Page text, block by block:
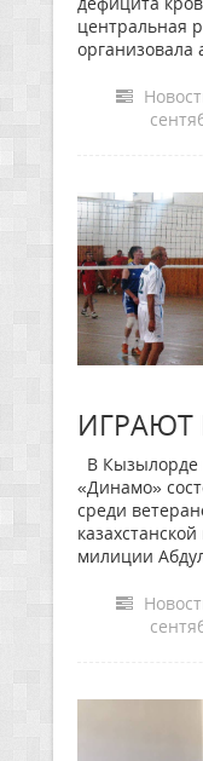
центральная
организовала
ИГРАЮТ
В Кызылорде
«Динамо»
среди
милиции